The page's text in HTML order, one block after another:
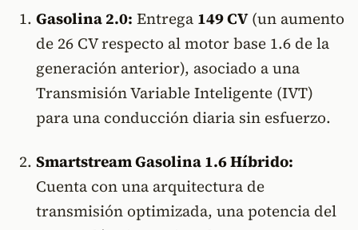
Gasolina 2.0: Entrega 149 CV(un aumento
de 26 CV respecto al motor base 1.6 de la
generación anterior), asociado a una
Transmisión Variable Inteligente (IVT)
para una conducción diaria sin esfuerzo.
Smartstream Gasolina 1.6 Híbrido:
Cuenta con una arquitectura de
transmisión optimizada, una potencia del